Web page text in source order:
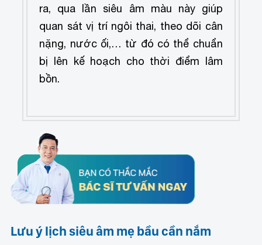
ra, qua lần siêu âm màu này giúp
quan sát vị trí ngôi thai, theo dõi cân
nặng, nước ối,… từ đó có thể chuẩn
bị lên kế hoạch cho thời điểm lâm
bồn.
Lưu ý lịch siêu âm mẹ bầu cần nắm